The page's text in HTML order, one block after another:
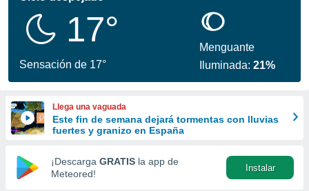
se
calidad.
a este
las
y
forma
digital
basada
17°
Sensación de 17°
Menguante
Iluminada:21%
Llega una vaguada
Este fin de semana dejará tormentas con lluvias
fuertes y granizo en España
¡Descarga GRATIS la app de
Meteored!
Instalar